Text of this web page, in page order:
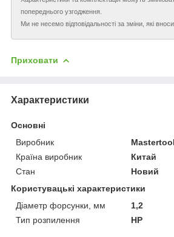
попереднього узгодження.
Ми не несемо відповідальності за зміни, які
Приховати
Характеристики
Основні
Виробник
Mastertool
Країна виробник
Китай
Стан
Новий
Користувацькi характеристики
Діаметр форсунки, мм
1,2
Тип розпилення
HP